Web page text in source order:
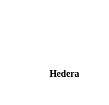
Hedera